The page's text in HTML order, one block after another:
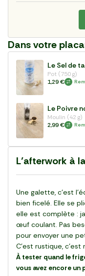
Dans votre
Le Sel de
Pot (750 g)
1,29 €
Le Poivre
Moulin (42 g)
2,99 €
L’afterwork à
Une galette, c’est
bien ficelé. Elle se
elle est complète :
œuf coulant. Pas
pour envoyer une
C’est rustique,
À tester quand le
vous avez encore un